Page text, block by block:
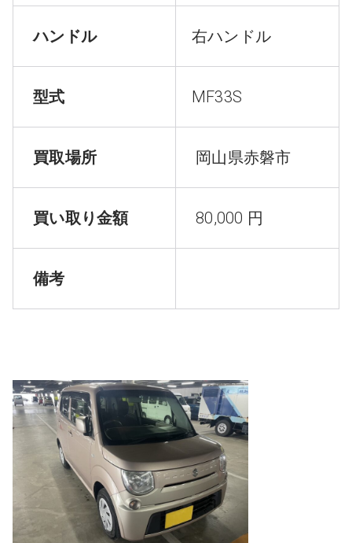
ハンドル 右ハンドル
型式 MF33S
買取場所 岡山県赤磐市
買い取り金額 80,000 円
備考